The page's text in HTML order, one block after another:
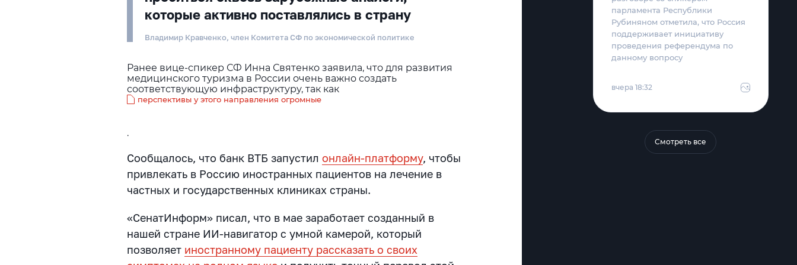
которые активно поставлялись в страну
Владимир Кравченко, член Комитета СФ по экономической политике
Ранее вице-спикер СФ Инна Святенко заявила, что для развития
медицинского туризма в России очень важно создать
соответствующую инфраструктуру, так как
перспективы у этого направления огромные
.
Сообщалось, что банк ВТБ запустилонлайн-платформу, чтобы
привлекать в Россию иностранных пациентов на лечение в
частных и государственных клиниках страны.
«СенатИнформ» писал, что в мае заработает созданный в
нашей стране ИИ-навигатор с умной камерой, который
позволяет иностранному пациенту рассказать о своих
парламента Республики
Рубиняном отметила, что Россия
поддерживает инициативу
проведения референдума по
данному вопросу
вчера 18:32
Смотреть все